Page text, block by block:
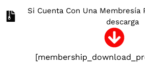
Si Cuenta Con Una Membresía
descarga